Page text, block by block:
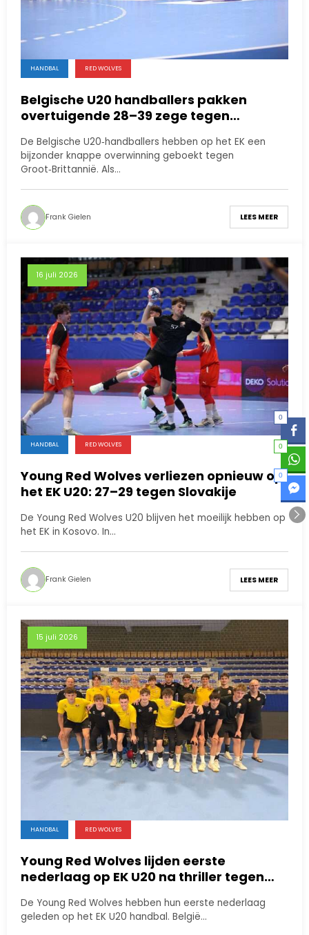
HANDBAL RED WOLVES
Belgische U20 handballers pakken
overtuigende 28–39 zege tegen
De Belgische U20‑handballers hebben op het EK een
bijzonder knappe overwinning geboekt tegen
Groot‑Brittannië. Als…
Frank Gielen LEES MEER
16 juli 2026
HANDBAL RED WOLVES
Young Red Wolves verliezen opnieuw op
het EK U20: 27–29 tegen Slovakije
De Young Red Wolves U20 blijven het moeilijk hebben op
het EK in Kosovo. In…
Frank Gielen LEES MEER
15 juli 2026
HANDBAL RED WOLVES
Young Red Wolves lijden eerste
nederlaag op EK U20 na thriller tegen
De Young Red Wolves hebben hun eerste nederlaag
geleden op het EK U20 handbal. België…
0
0
0